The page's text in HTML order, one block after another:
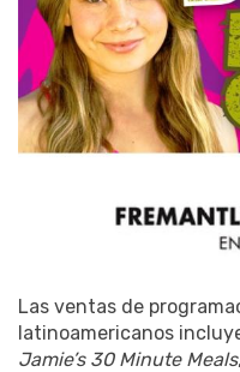
Las ventas de
latinoamericanos
Jamie’s 30 Minute Meals,